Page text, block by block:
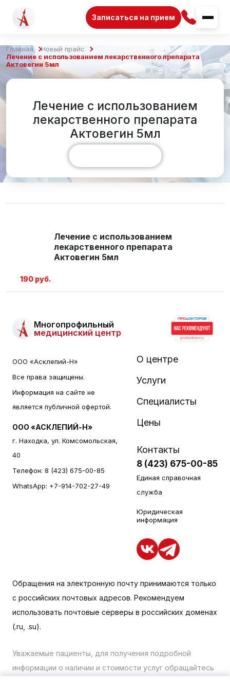
Записаться на прием
Главная
Новый прайс
Лечение с использованием лекарственного препарата
Актовегин 5мл
Лечение с использованием
лекарственного препарата
Актовегин 5мл
Лечение с использованием
лекарственного препарата
Актовегин 5мл
190 руб.
Многопрофильный
медицинский центр
ООО «Асклепий-Н»
Все права защищены.
Информация на сайте не
является публичной офертой.
ООО «АСКЛЕПИЙ-Н»
г. Находка, ул. Комсомольская,
40
Телефон: 8 (423) 675-00-85
WhatsApp: +7-914-702-27-49
О центре
Услуги
Специалисты
Цены
Контакты
8 (423) 675-00-85
Единая справочная
служба
Юридическая
информация
Обращения на электронную почту принимаются только
с российских почтовых адресов. Рекомендуем
использовать почтовые серверы в российских доменах
(.ru, .su).
Уважаемые пациенты, для получения подробной
информации о наличии и стоимости услуг обращайтесь